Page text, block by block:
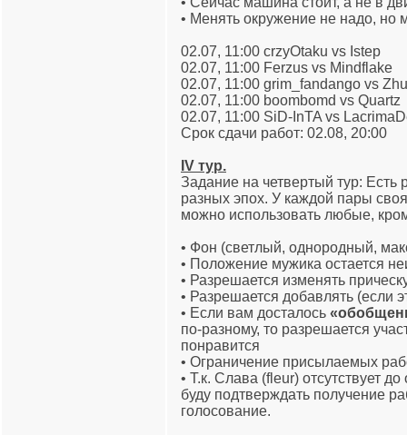
• Менять окружение не надо, но
02.07, 11:00 crzyOtaku vs Istep
02.07, 11:00 Ferzus vs Mindflake
02.07, 11:00 grim_fandango vs
02.07, 11:00 boombomd vs Quartz
02.07, 11:00 SiD-InTA vs
Срок сдачи работ: 02.08, 20:00
IV тур.
Задание на четвертый тур:
разных эпох. У каждой пары
можно использовать любые,
• Фон (светлый, однородный,
• Положение мужика остается
• Разрешается изменять
• Разрешается добавлять (если
• Если вам досталось
по-разному, то разрешается
понравится
• Ограничение присылаемых
• Т.к. Слава (fleur) отсутствует
буду подтверждать получение
голосование.